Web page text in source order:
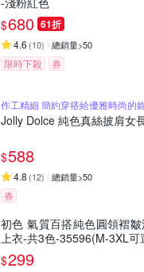
$680 61折
4.6 (10) 總銷量>50
限時下殺 券
作工精細 簡約穿搭給優雅時尚的
Jolly Dolce 純色真絲披肩女
$588
4.8 (12) 總銷量>50
券
初色 氣質百搭純色圓領褶
上衣-共3色-35596(M-3XL可
$299